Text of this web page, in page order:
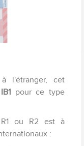
l'étranger, cet
IB1 pour ce type
R1 ou R2 est à
: